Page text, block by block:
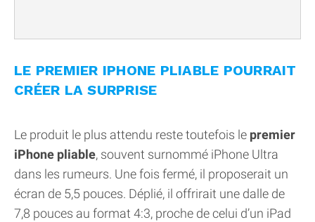
LE PREMIER IPHONE PLIABLE POURRAIT
CRÉER LA SURPRISE
Le produit le plus attendu reste toutefois le premier
iPhone pliable, souvent surnommé iPhone Ultra
dans les rumeurs. Une fois fermé, il proposerait un
écran de 5,5 pouces. Déplié, il offrirait une dalle de
7,8 pouces au format 4:3, proche de celui d’un iPad